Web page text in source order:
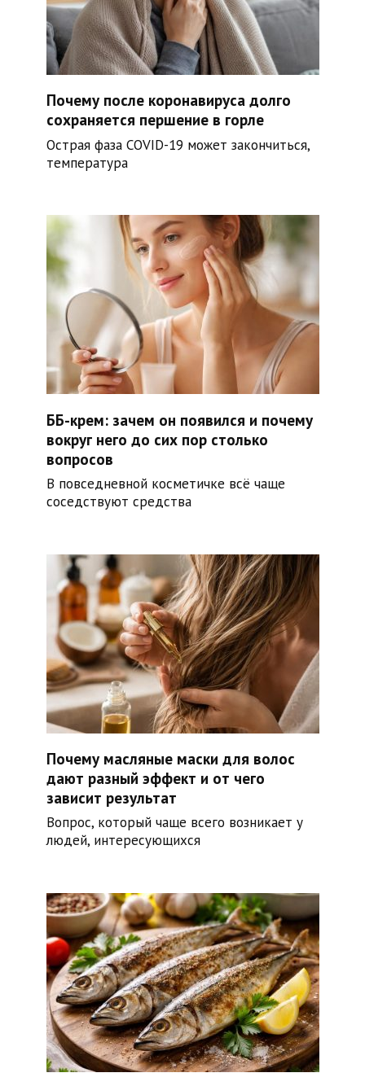
Почему после коронавируса долго
сохраняется першение в горле
Острая фаза COVID-19 может закончиться,
температура
ББ-крем: зачем он появился и почему
вокруг него до сих пор столько
вопросов
В повседневной косметичке всё чаще
соседствуют средства
Почему масляные маски для волос
дают разный эффект и от чего
зависит результат
Вопрос, который чаще всего возникает у
людей, интересующихся